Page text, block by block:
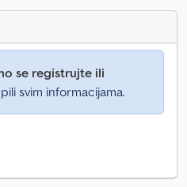
se registrujte ili
svim informacijama.